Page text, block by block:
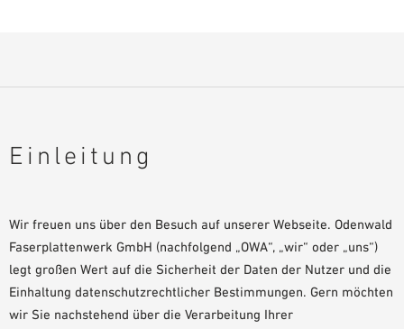
Einleitung
Wir freuen uns über den Besuch auf unserer Webseite. Odenwald
Faserplattenwerk GmbH (nachfolgend „OWA“, „wir“ oder „uns“)
legt großen Wert auf die Sicherheit der Daten der Nutzer und die
Einhaltung datenschutzrechtlicher Bestimmungen. Gern möchten
wir Sie nachstehend über die Verarbeitung Ihrer